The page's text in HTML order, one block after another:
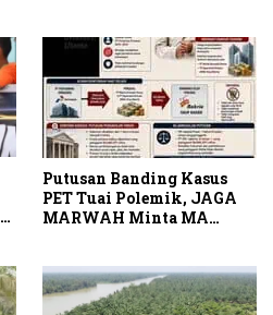
Putusan Banding Kasus
PET Tuai Polemik, JAGA
MARWAH Minta MA